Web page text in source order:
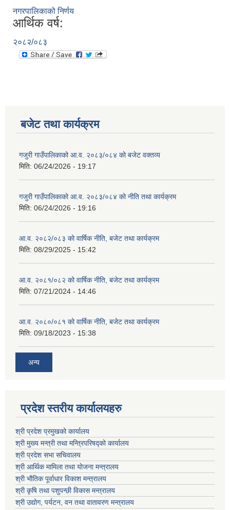
नगरपालिकाको निर्णय
आर्थिक वर्ष:
२०८२/०८३
बजेट तथा कार्यक्रम
गजुरी गाउँपालिकाको आ.व. २०८३/०८४ को बजेट वक्तव्य
मिति: 06/24/2026 - 19:17
गजुरी गाउँपालिकाको आ.व. २०८३/०८४ को नीति तथा कार्यक्रम
मिति: 06/24/2026 - 19:16
आ.व. २०८२/०८३ को वार्षिक नीति, बजेट तथा कार्यक्रम
मिति: 08/29/2025 - 15:42
आ.व. २०८१/०८२ को वार्षिक नीति, बजेट तथा कार्यक्रम
मिति: 07/21/2024 - 14:46
आ.व. २०८०/०८१ को वार्षिक नीति, बजेट तथा कार्यक्रम
मिति: 09/18/2023 - 15:38
अन्य
प्रदेश स्तरीय कार्यालयहरु
श्री प्रदेश प्रमुखको कार्यालय
श्री मुख्य मन्त्री तथा मन्त्रिपरिषद्को कार्यालय
श्री प्रदेश सभा सचिवालय
श्री आर्थिक मामिला तथा योजना मन्त्रालय
श्री भौतिक पूर्वाधार विकाश मन्त्रालय
श्री कृषि तथा पशुपन्छी विकास मन्त्रालय
श्री उद्योग, पर्यटन, वन तथा वातावरण मन्त्रालय